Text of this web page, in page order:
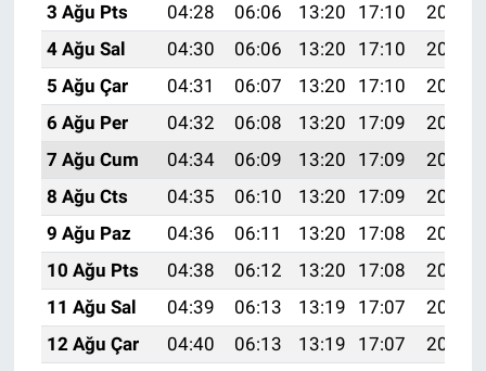
3 Ağu Pts
04:28 06:06 13:20 17:10
20:25
4 Ağu Sal
04:30 06:06 13:20 17:10
20:24
5 Ağu Çar
04:31 06:07 13:20 17:10
20:23
6 Ağu Per
04:32 06:08 13:20 17:09
20:22
7 Ağu Cum
04:34 06:09 13:20 17:09
20:21
8 Ağu Cts
04:35 06:10 13:20 17:09
20:20
9 Ağu Paz
04:36 06:11 13:20 17:08
20:19
10 Ağu Pts
04:38 06:12 13:20 17:08
20:18
11 Ağu Sal
04:39 06:13 13:19 17:07
20:16
12 Ağu Çar
04:40 06:13 13:19 17:07
20:15